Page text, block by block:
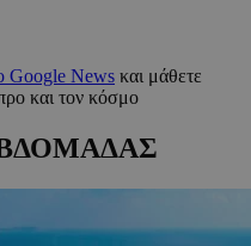
Google News και μάθετε
και τον κόσμο